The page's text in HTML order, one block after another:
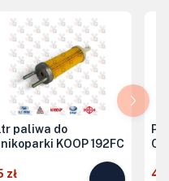
paliwa do
KOOP 192FC
zł